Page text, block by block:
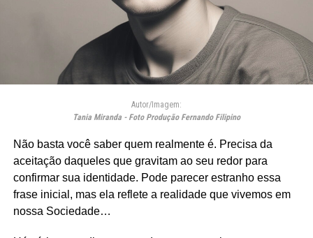
Autor/Imagem:
Tania Miranda - Foto Produção Fernando Filipino
Não basta você saber quem realmente é. Precisa da
aceitação daqueles que gravitam ao seu redor para
confirmar sua identidade. Pode parecer estranho essa
frase inicial, mas ela reflete a realidade que vivemos em
nossa Sociedade…